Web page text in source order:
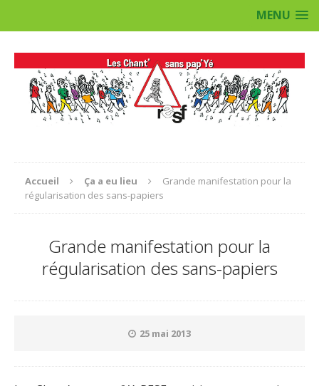
MENU
Accueil Ça a eu lieu
Grande manifestation pour la
régularisation des sans-papiers
Grande manifestation pour la
régularisation des sans-papiers
25 mai 2013